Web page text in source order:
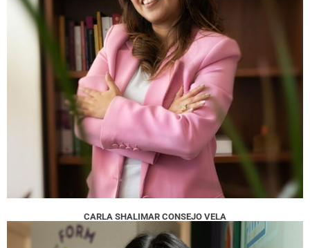
CARLA SHALIMAR CONSEJO VELA